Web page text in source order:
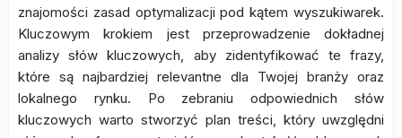
znajomości zasad optymalizacji pod kątem wyszukiwarek.
Kluczowym krokiem jest przeprowadzenie dokładnej
analizy słów kluczowych, aby zidentyfikować te frazy,
które są najbardziej relevantne dla Twojej branży oraz
lokalnego rynku. Po zebraniu odpowiednich słów
kluczowych warto stworzyć plan treści, który uwzględni